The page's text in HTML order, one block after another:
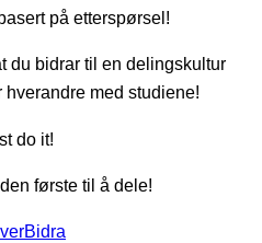
på etterspørsel!
du bidrar til en delingskultur
hverandre med studiene!
do it!
første til å dele!
Bidra